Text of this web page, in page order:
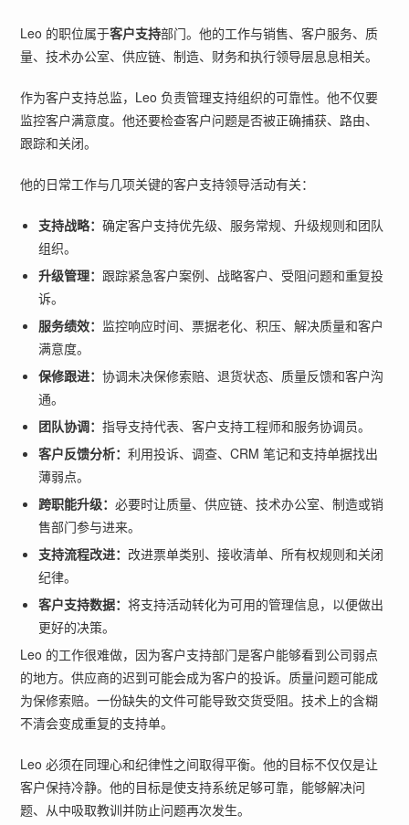
Leo 的职位属于客户支持部门。他的工作与销售、客户服务、质
量、技术办公室、供应链、制造、财务和执行领导层息息相关。
作为客户支持总监，Leo 负责管理支持组织的可靠性。他不仅要
监控客户满意度。他还要检查客户问题是否被正确捕获、路由、
跟踪和关闭。
他的日常工作与几项关键的客户支持领导活动有关：
支持战略：确定客户支持优先级、服务常规、升级规则和团队
组织。
升级管理： 跟踪紧急客户案例、战略客户、受阻问题和重复投
诉。
服务绩效： 监控响应时间、票据老化、积压、解决质量和客户
满意度。
保修跟进：协调未决保修索赔、退货状态、质量反馈和客户沟
通。
团队协调：指导支持代表、客户支持工程师和服务协调员。
客户反馈分析：利用投诉、调查、CRM 笔记和支持单据找出
薄弱点。
跨职能升级：必要时让质量、供应链、技术办公室、制造或销
售部门参与进来。
支持流程改进： 改进票单类别、接收清单、所有权规则和关闭
纪律。
客户支持数据：将支持活动转化为可用的管理信息，以便做出
更好的决策。
Leo 的工作很难做，因为客户支持部门是客户能够看到公司弱点
的地方。供应商的迟到可能会成为客户的投诉。质量问题可能成
为保修索赔。一份缺失的文件可能导致交货受阻。技术上的含糊
不清会变成重复的支持单。
Leo 必须在同理心和纪律性之间取得平衡。他的目标不仅仅是让
客户保持冷静。他的目标是使支持系统足够可靠，能够解决问
题、从中吸取教训并防止问题再次发生。